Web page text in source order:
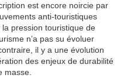
est encore noircie par
anti-touristiques
pression touristique de
n’a pas su évoluer
il y a une évolution
des enjeux de durabilité
masse.